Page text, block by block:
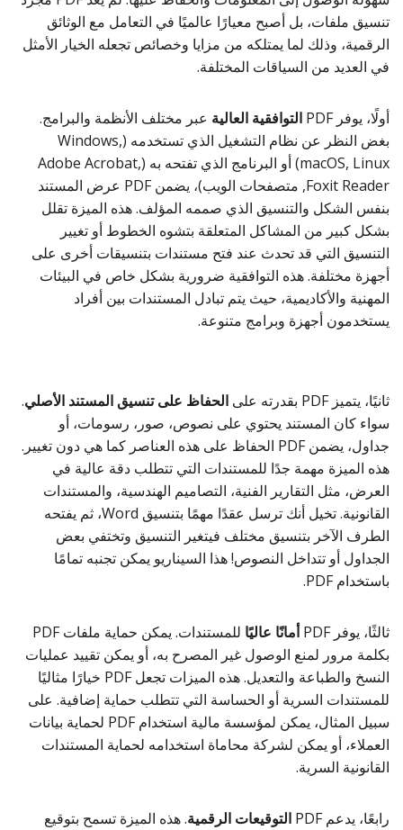
تنسيق ملفات، بل أصبح معيارًا عالميًا في التعامل مع الوثائق
الرقمية، وذلك لما يمتلكه من مزايا وخصائص تجعله الخيار الأمثل
في العديد من السياقات المختلفة.
أولًا، يوفر PDF التوافقية العالية عبر مختلف الأنظمة والبرامج.
بغض النظر عن نظام التشغيل الذي تستخدمه (Windows,
macOS, Linux) أو البرنامج الذي تفتحه به (Adobe Acrobat,
Foxit Reader, متصفحات الويب)، يضمن PDF عرض المستند
بنفس الشكل والتنسيق الذي صممه المؤلف. هذه الميزة تقلل
بشكل كبير من المشاكل المتعلقة بتشوه الخطوط أو تغيير
التنسيق التي قد تحدث عند فتح مستندات بتنسيقات أخرى على
أجهزة مختلفة. هذه التوافقية ضرورية بشكل خاص في البيئات
المهنية والأكاديمية، حيث يتم تبادل المستندات بين أفراد
يستخدمون أجهزة وبرامج متنوعة.
ثانيًا، يتميز PDF بقدرته على الحفاظ على تنسيق المستند الأصلي.
سواء كان المستند يحتوي على نصوص، صور، رسومات، أو
جداول، يضمن PDF الحفاظ على هذه العناصر كما هي دون تغيير.
هذه الميزة مهمة جدًا للمستندات التي تتطلب دقة عالية في
العرض، مثل التقارير الفنية، التصاميم الهندسية، والمستندات
القانونية. تخيل أنك ترسل عقدًا مهمًا بتنسيق Word، ثم يفتحه
الطرف الآخر بتنسيق مختلف فيتغير التنسيق وتختفي بعض
الجداول أو تتداخل النصوص! هذا السيناريو يمكن تجنبه تمامًا
باستخدام PDF.
ثالثًا، يوفر PDF أمانًا عاليًا
للمستندات. يمكن حماية ملفات PDF
بكلمة مرور لمنع الوصول غير المصرح به، أو يمكن تقييد عمليات
النسخ والطباعة والتعديل. هذه الميزات تجعل PDF خيارًا مثاليًا
للمستندات السرية أو الحساسة التي تتطلب حماية إضافية. على
سبيل المثال، يمكن لمؤسسة مالية استخدام PDF لحماية بيانات
العملاء، أو يمكن لشركة محاماة استخدامه لحماية المستندات
القانونية السرية.
رابعًا، يدعم PDF التوقيعات الرقمية. هذه الميزة تسمح بتوقيع